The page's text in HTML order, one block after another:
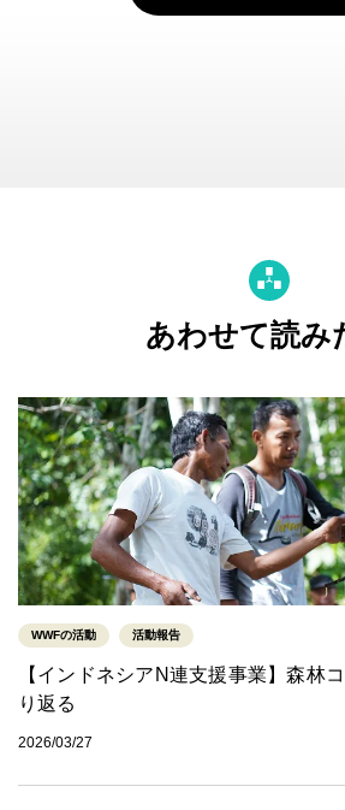
あわせて読み
WWFの活動 活動報告
【インドネシアN連支援事業】森林
り返る
2026/03/27